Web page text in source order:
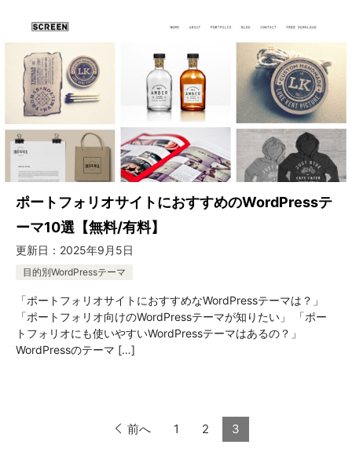
ポートフォリオサイトにおすすめのWordPressテ
ーマ10選【無料/有料】
更新日： 2025年9月5日
目的別WordPressテーマ
「ポートフォリオサイトにおすすめなWordPressテーマは？」
「ポートフォリオ向けのWordPressテーマが知りたい」 「ポー
トフォリオにも使いやすいWordPressテーマはあるの？」
WordPressのテーマ […]
前へ 1 2 3